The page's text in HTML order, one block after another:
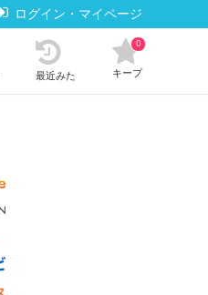
ログイン・マイページ
最近みた キープ
0